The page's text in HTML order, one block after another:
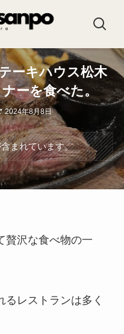
ーキハウス松木
ーを食べた。
2024年8月8日
まれています。
贅沢な食べ物の一
レストランは多く